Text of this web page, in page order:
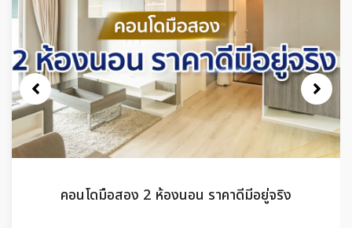
คอนโดมือสอง 2 ห้องนอน ราคาดีมีอยู่จริง